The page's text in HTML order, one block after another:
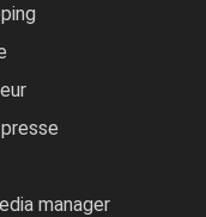
manager